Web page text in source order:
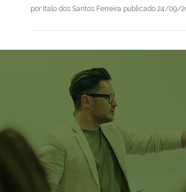
por Italo dos Santos Ferreira publicado 24/09/